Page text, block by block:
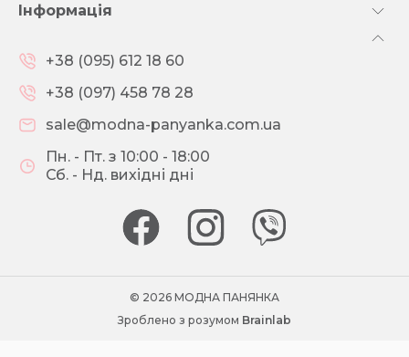
Інформація
+38 (095) 612 18 60
+38 (097) 458 78 28
sale@modna-panyanka.com.ua
Пн. - Пт. з 10:00 - 18:00
Сб. - Нд. вихідні дні
© 2026 МОДНА ПАНЯНКА
Зроблено з розумом Brainlab